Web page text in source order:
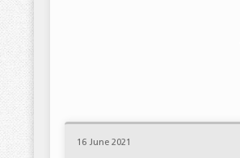
16 June 2021